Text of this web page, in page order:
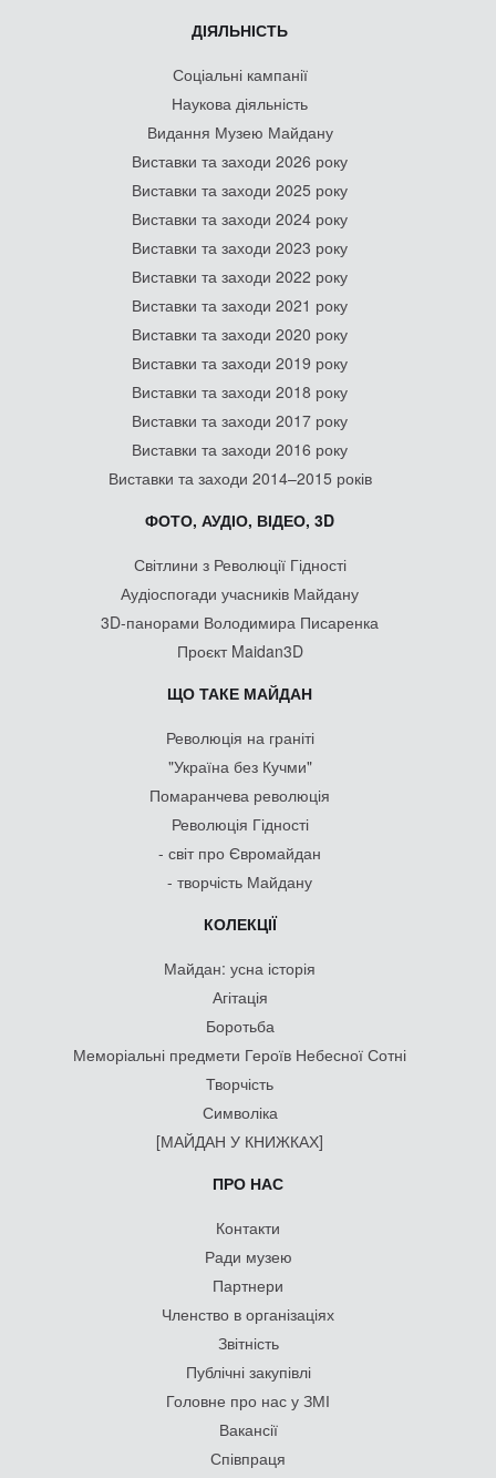
ДІЯЛЬНІСТЬ
Соціальні кампанії
Наукова діяльність
Видання Музею Майдану
Виставки та заходи 2026 року
Виставки та заходи 2025 року
Виставки та заходи 2024 року
Виставки та заходи 2023 року
Виставки та заходи 2022 року
Виставки та заходи 2021 року
Виставки та заходи 2020 року
Виставки та заходи 2019 року
Виставки та заходи 2018 року
Виставки та заходи 2017 року
Виставки та заходи 2016 року
Виставки та заходи 2014–2015 років
ФОТО, АУДІО, ВІДЕО, 3D
Світлини з Революції Гідності
Аудіоспогади учасників Майдану
3D-панорами Володимира Писаренка
Проєкт Maidan3D
ЩО ТАКЕ МАЙДАН
Революція на граніті
"Україна без Кучми"
Помаранчева революція
Революція Гідності
- світ про Євромайдан
- творчість Майдану
КОЛЕКЦІЇ
Майдан: усна історія
Агітація
Боротьба
Меморіальні предмети Героїв Небесної Сотні
Творчість
Символіка
[МАЙДАН У КНИЖКАХ]
ПРО НАС
Контакти
Ради музею
Партнери
Членство в організаціях
Звітність
Публічні закупівлі
Головне про нас у ЗМІ
Вакансії
Співпраця